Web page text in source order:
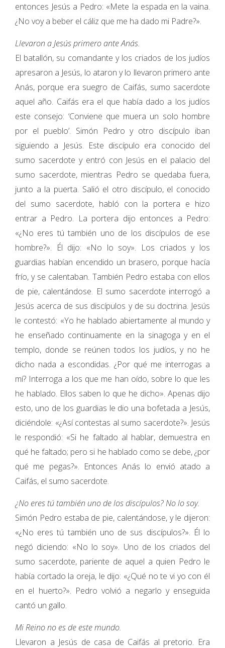
entonces Jesús a Pedro: «Mete la espada en la vaina.
¿No voy a beber el cáliz que me ha dado mi Padre?».
Llevaron a Jesús primero ante Anás.
El batallón, su comandante y los criados de los judíos
apresaron a Jesús, lo ataron y lo llevaron primero ante
Anás, porque era suegro de Caifás, sumo sacerdote
aquel año. Caifás era el que había dado a los judíos
este consejo: ‘Conviene que muera un solo hombre
por el pueblo’. Simón Pedro y otro discípulo iban
siguiendo a Jesús. Este discípulo era conocido del
sumo sacerdote y entró con Jesús en el palacio del
sumo sacerdote, mientras Pedro se quedaba fuera,
junto a la puerta. Salió el otro discípulo, el conocido
del sumo sacerdote, habló con la portera e hizo
entrar a Pedro. La portera dijo entonces a Pedro:
«¿No eres tú también uno de los discípulos de ese
hombre?». Él dijo: «No lo soy». Los criados y los
guardias habían encendido un brasero, porque hacía
frío, y se calentaban. También Pedro estaba con ellos
de pie, calentándose. El sumo sacerdote interrogó a
Jesús acerca de sus discípulos y de su doctrina. Jesús
le contestó: «Yo he hablado abiertamente al mundo y
he enseñado continuamente en la sinagoga y en el
templo, donde se reúnen todos los judíos, y no he
dicho nada a escondidas. ¿Por qué me interrogas a
mí? Interroga a los que me han oído, sobre lo que les
he hablado. Ellos saben lo que he dicho». Apenas dijo
esto, uno de los guardias le dio una bofetada a Jesús,
diciéndole: «¿Así contestas al sumo sacerdote?». Jesús
le respondió: «Si he faltado al hablar, demuestra en
qué he faltado; pero si he hablado como se debe, ¿por
qué me pegas?». Entonces Anás lo envió atado a
Caifás, el sumo sacerdote.
¿No eres tú también uno de los discípulos? No lo soy.
Simón Pedro estaba de pie, calentándose, y le dijeron:
«¿No eres tú también uno de sus discípulos?». Él lo
negó diciendo: «No lo soy». Uno de los criados del
sumo sacerdote, pariente de aquel a quien Pedro le
había cortado la oreja, le dijo: «¿Qué no te vi yo con él
en el huerto?». Pedro volvió a negarlo y enseguida
cantó un gallo.
Mi Reino no es de este mundo.
Llevaron a Jesús de casa de Caifás al pretorio. Era